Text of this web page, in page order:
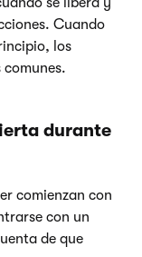
Cuando
los
comunes.
durante
comienzan con
con un
de que